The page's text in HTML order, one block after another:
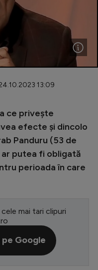
13:09
ce privește
efecte și dincolo
Panduru (53 de
ar putea fi obligată
perioada în care
mai tari clipuri
Google